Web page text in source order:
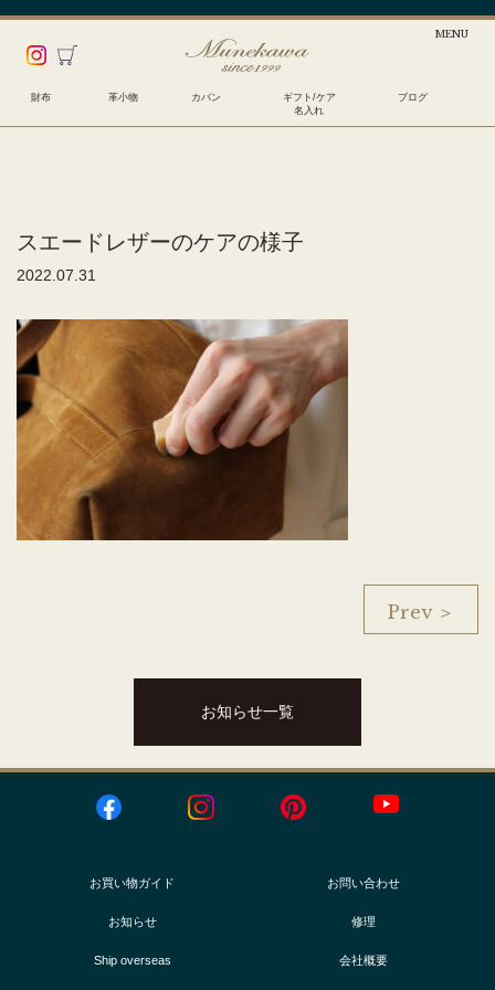
財布 革小物 カバン
ギフト/ケア
名入れ
ブログ
スエードレザーのケアの様子
2022.07.31
Prev ＞
お知らせ一覧
お買い物ガイド お問い合わせ
お知らせ 修理
Ship overseas 会社概要